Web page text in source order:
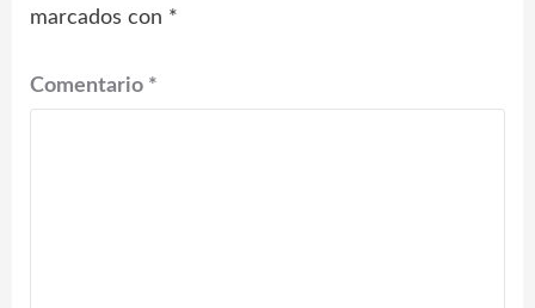
marcados con *
Comentario *